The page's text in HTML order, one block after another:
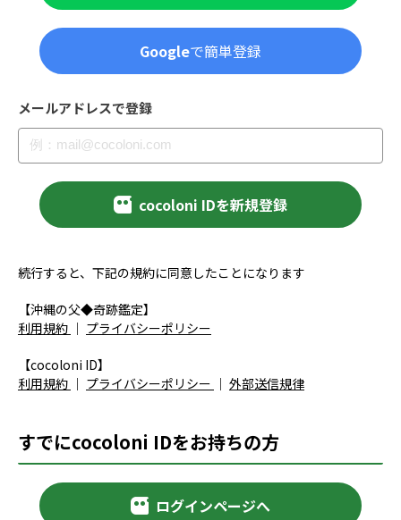
Googleで簡単登録
メールアドレスで登録
cocoloni IDを新規登録
続行すると、下記の規約に同意したことになります
【沖縄の父◆奇跡鑑定】
利用規約 ｜ プライバシーポリシー
【cocoloni ID】
利用規約 ｜ プライバシーポリシー ｜ 外部送信規律
すでにcocoloni IDをお持ちの方
ログインページへ